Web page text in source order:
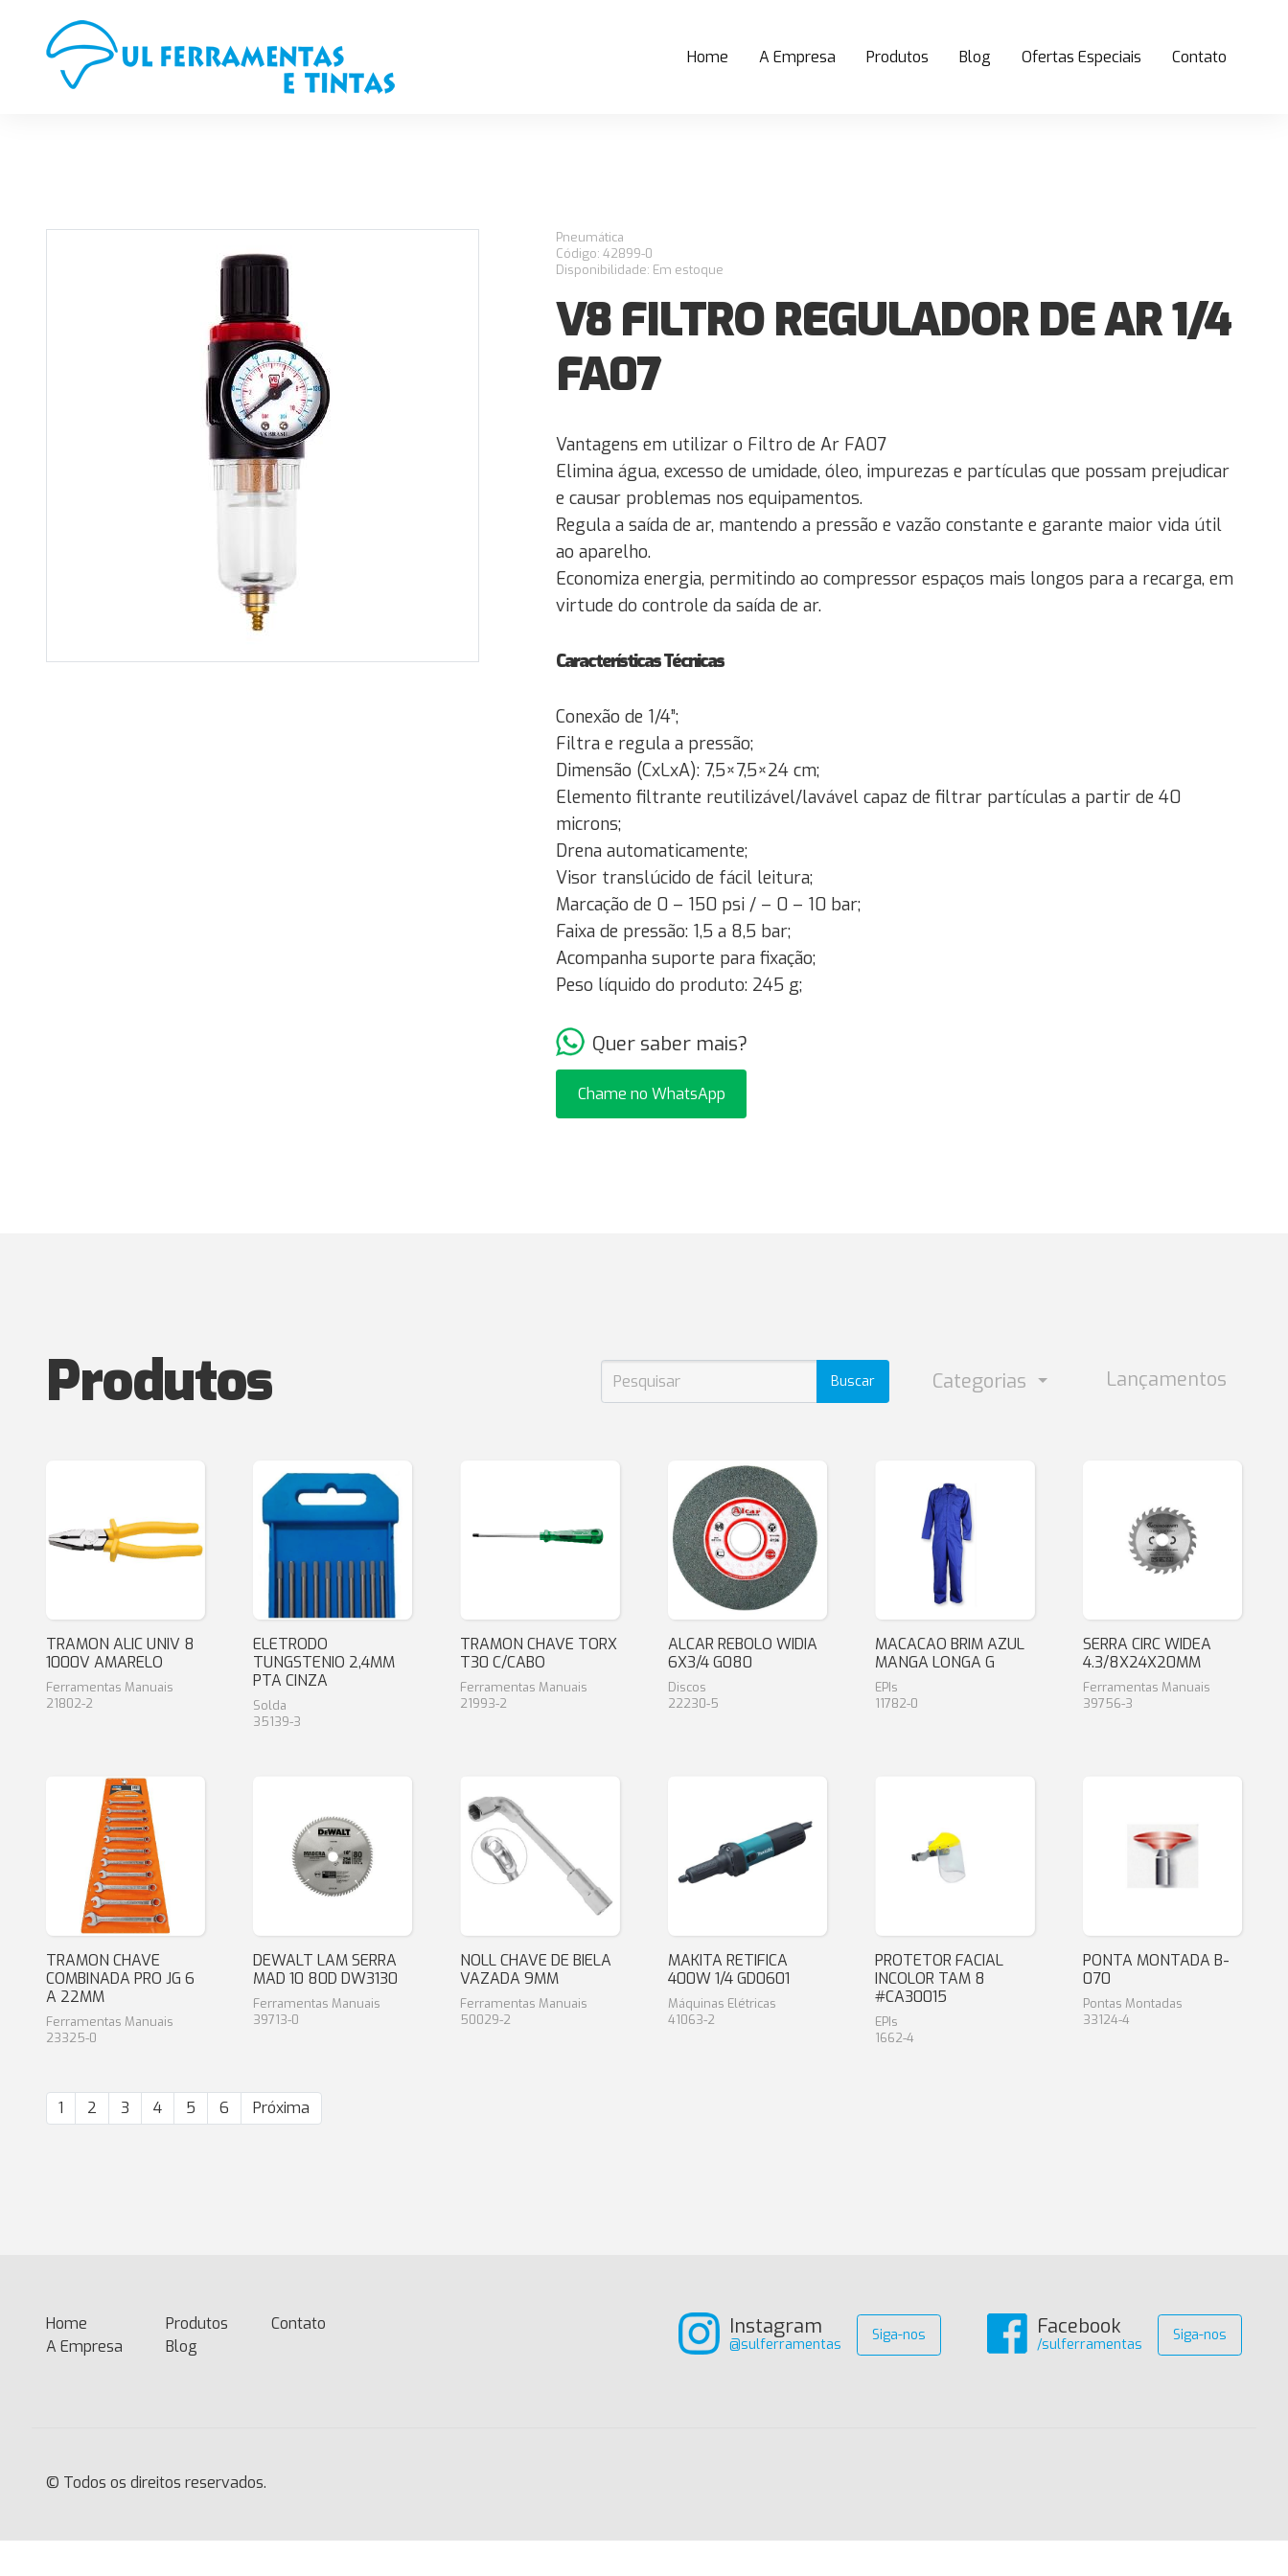
Home
(current)
A Empresa Produtos Blog Ofertas Especiais Contato
Pneumática
Código: 42899-0
Disponibilidade: Em estoque
V8 FILTRO REGULADOR DE AR 1/4
FA07
Vantagens em utilizar o Filtro de Ar FA07
Elimina água, excesso de umidade, óleo, impurezas e partículas que possam prejudicar
e causar problemas nos equipamentos.
Regula a saída de ar, mantendo a pressão e vazão constante e garante maior vida útil
ao aparelho.
Economiza energia, permitindo ao compressor espaços mais longos para a recarga, em
virtude do controle da saída de ar.
Características Técnicas
Conexão de 1/4”;
Filtra e regula a pressão;
Dimensão (CxLxA): 7,5×7,5×24 cm;
Elemento filtrante reutilizável/lavável capaz de filtrar partículas a partir de 40
microns;
Drena automaticamente;
Visor translúcido de fácil leitura;
Marcação de 0 – 150 psi / – 0 – 10 bar;
Faixa de pressão: 1,5 a 8,5 bar;
Acompanha suporte para fixação;
Peso líquido do produto: 245 g;
Quer saber mais?
Chame no WhatsApp
Produtos Buscar Categorias Lançamentos
TRAMON ALIC UNIV 8
1000V AMARELO
Ferramentas Manuais
21802-2
ELETRODO
TUNGSTENIO 2,4MM
PTA CINZA
Solda
35139-3
TRAMON CHAVE TORX
T30 C/CABO
Ferramentas Manuais
21993-2
ALCAR REBOLO WIDIA
6X3/4 G080
Discos
22230-5
MACACAO BRIM AZUL
MANGA LONGA G
EPIs
11782-0
SERRA CIRC WIDEA
4.3/8X24X20MM
Ferramentas Manuais
39756-3
TRAMON CHAVE
COMBINADA PRO JG 6
A 22MM
Ferramentas Manuais
23325-0
DEWALT LAM SERRA
MAD 10 80D DW3130
Ferramentas Manuais
39713-0
NOLL CHAVE DE BIELA
VAZADA 9MM
Ferramentas Manuais
50029-2
MAKITA RETIFICA
400W 1/4 GD0601
Máquinas Elétricas
41063-2
PROTETOR FACIAL
INCOLOR TAM 8
#CA30015
EPIs
1662-4
PONTA MONTADA B-
070
Pontas Montadas
33124-4
1 2 3 4 5 6 Próxima
Home
A Empresa
Produtos
Blog
Contato Instagram
@sulferramentas
Siga-nos Facebook
/sulferramentas
Siga-nos
© Todos os direitos reservados.